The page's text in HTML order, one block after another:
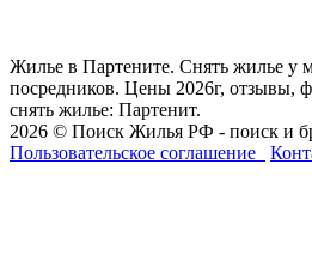
Жилье в Партените. Снять жилье у
посредников. Цены 2026г, отзывы,
снять жилье: Партенит.
2026 © Поиск Жилья РФ - поиск и
Пользовательское соглашение